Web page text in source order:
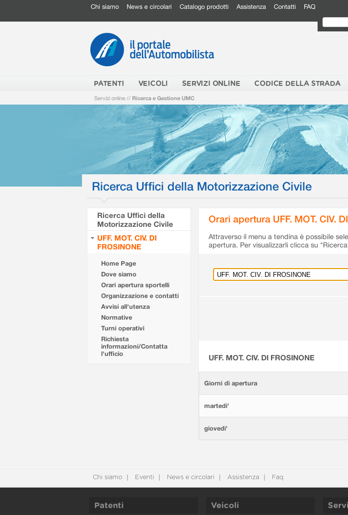
Chi siamo News e circolari Catalogo prodotti Assistenza Contatti FAQ
PATENTI VEICOLI SERVIZI ONLINE CODICE DELLA STRADA
Servizi online // Ricerca e Gestione UMC
Ricerca Uffici della Motorizzazione Civile
Ricerca Uffici della
Motorizzazione Civile
UFF. MOT. CIV. DI
FROSINONE
Home Page
Dove siamo
Orari apertura sportelli
Organizzazione e contatti
Avvisi all'utenza
Normative
Turni operativi
Richiesta
informazioni/Contatta
l'ufficio
Orari apertura UFF. MOT. CIV.
Attraverso il menu a tendina è possibile
apertura. Per visualizzarli clicca su
UFF. MOT. CIV. DI FROSINONE
Giorni di apertura
martedi'
giovedi'
Chi siamo Eventi News e circolari Assistenza Faq
Patenti Veicoli